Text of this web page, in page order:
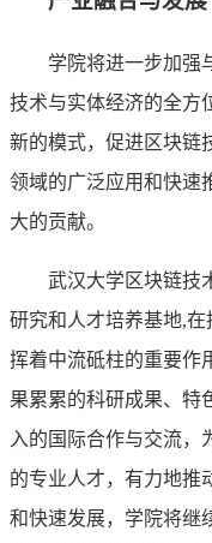
学院将进一步加强
技术与实体经济的全方
新的模式，促进区块链
领域的广泛应用和快速
大的贡献。
武汉大学区块链技
研究和人才培养基地,
挥着中流砥柱的重要作
果累累的科研成果、特
入的国际合作与交流，
的专业人才，有力地推
和快速发展，学院将继